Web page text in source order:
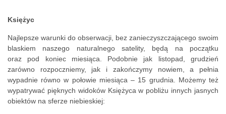
Księżyc
Najlepsze warunki do obserwacji, bez zanieczyszczającego swoim
blaskiem naszego naturalnego satelity, będą na początku
oraz pod koniec miesiąca. Podobnie jak listopad, grudzień
zarówno rozpoczniemy, jak i zakończymy nowiem, a pełnia
wypadnie równo w połowie miesiąca – 15 grudnia. Możemy też
wypatrywać pięknych widoków Księżyca w pobliżu innych jasnych
obiektów na sferze niebieskiej: